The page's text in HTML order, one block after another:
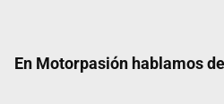
En Motorpasión hablamos